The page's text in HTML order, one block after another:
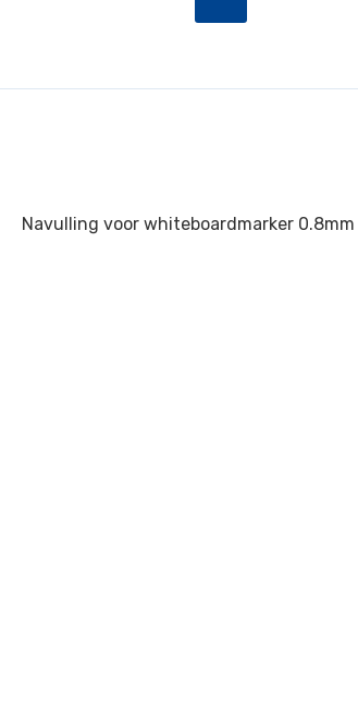
Navulling voor whiteboardmarker 0.8mm